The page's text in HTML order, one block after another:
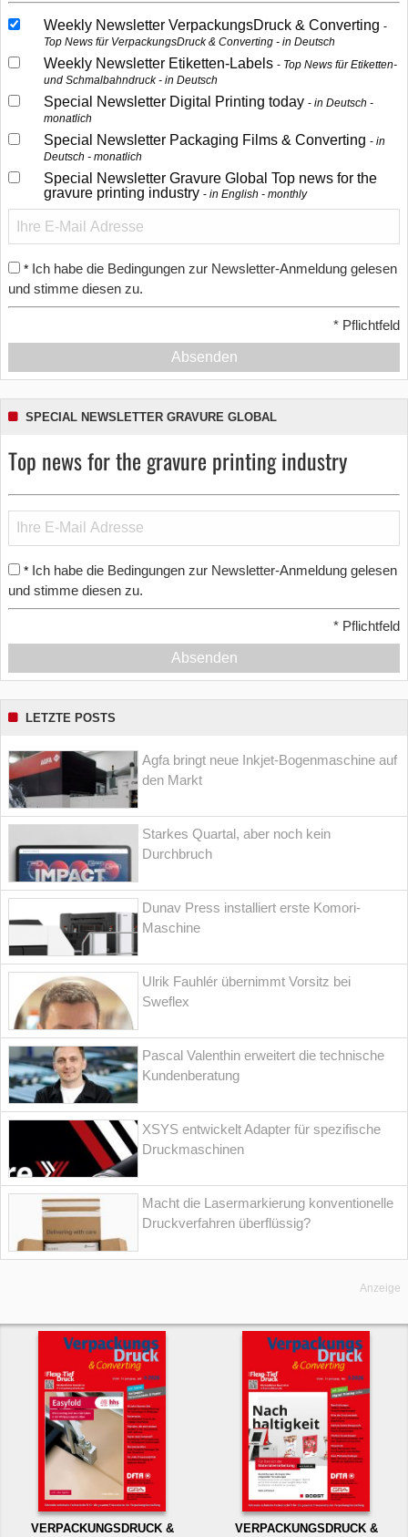
Weekly Newsletter VerpackungsDruck & Converting
Top News für VerpackungsDruck & Converting - in Deutsch
Weekly Newsletter Etiketten-Labels
Top News für Etiketten-
und Schmalbahndruck - in Deutsch
Special Newsletter Digital Printing today
in Deutsch -
monatlich
Special Newsletter Packaging Films & Converting
in
Deutsch - monatlich
Special Newsletter Gravure Global Top news for the
gravure printing industry
in English - monthly
* Ich habe die Bedingungen zur Newsletter-Anmeldung gelesen
und stimme diesen zu.
* Pflichtfeld
Absenden
SPECIAL NEWSLETTER GRAVURE GLOBAL
Top news for the gravure printing industry
* Ich habe die Bedingungen zur Newsletter-Anmeldung gelesen
und stimme diesen zu.
* Pflichtfeld
Absenden
LETZTE POSTS
Agfa bringt neue Inkjet-Bogenmaschine auf
den Markt
Starkes Quartal, aber noch kein
Durchbruch
Dunav Press installiert erste Komori-
Maschine
Ulrik Fauhlér übernimmt Vorsitz bei
Sweflex
Pascal Valenthin erweitert die technische
Kundenberatung
XSYS entwickelt Adapter für spezifische
Druckmaschinen
Macht die Lasermarkierung konventionelle
Druckverfahren überflüssig?
Anzeige
VERPACKUNGSDRUCK &
VERPACKUNGSDRUCK &